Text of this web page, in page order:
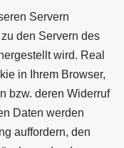
Servern
den Servern des
wird. Real
in Ihrem Browser,
bzw. deren Widerruf
Daten werden
auffordern, den